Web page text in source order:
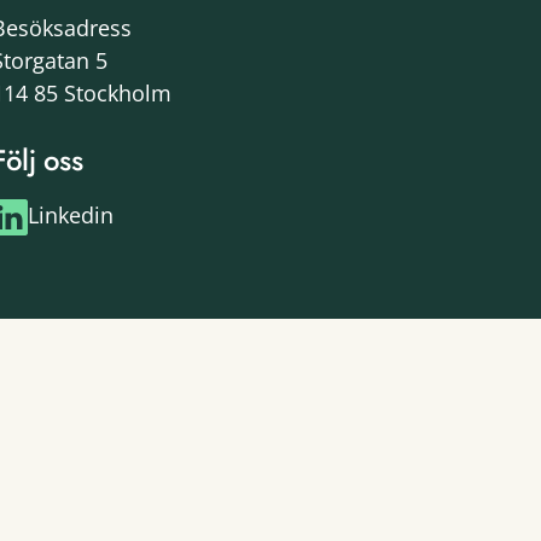
5
85 Stockholm
oss
Linkedin